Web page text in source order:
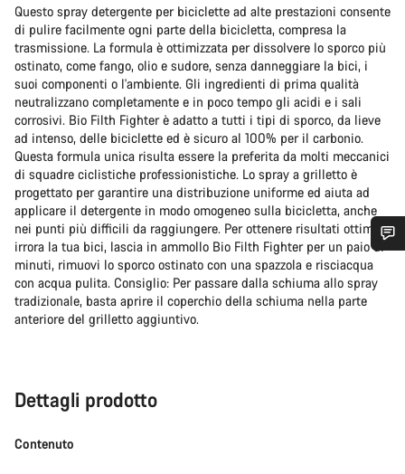
Questo spray detergente per biciclette ad alte prestazioni consente
di pulire facilmente ogni parte della bicicletta, compresa la
trasmissione. La formula è ottimizzata per dissolvere lo sporco più
ostinato, come fango, olio e sudore, senza danneggiare la bici, i
suoi componenti o l'ambiente. Gli ingredienti di prima qualità
neutralizzano completamente e in poco tempo gli acidi e i sali
corrosivi. Bio Filth Fighter è adatto a tutti i tipi di sporco, da lieve
ad intenso, delle biciclette ed è sicuro al 100% per il carbonio.
Questa formula unica risulta essere la preferita da molti meccanici
di squadre ciclistiche professionistiche. Lo spray a grilletto è
progettato per garantire una distribuzione uniforme ed aiuta ad
applicare il detergente in modo omogeneo sulla bicicletta, anche
nei punti più difficili da raggiungere. Per ottenere risultati ottimali,
irrora la tua bici, lascia in ammollo Bio Filth Fighter per un paio di
minuti, rimuovi lo sporco ostinato con una spazzola e risciacqua
con acqua pulita. Consiglio: Per passare dalla schiuma allo spray
tradizionale, basta aprire il coperchio della schiuma nella parte
anteriore del grilletto aggiuntivo.
Dettagli prodotto
Contenuto
Ti serve aiuto?
I nostri consulenti esperti sono a tua disposizione.